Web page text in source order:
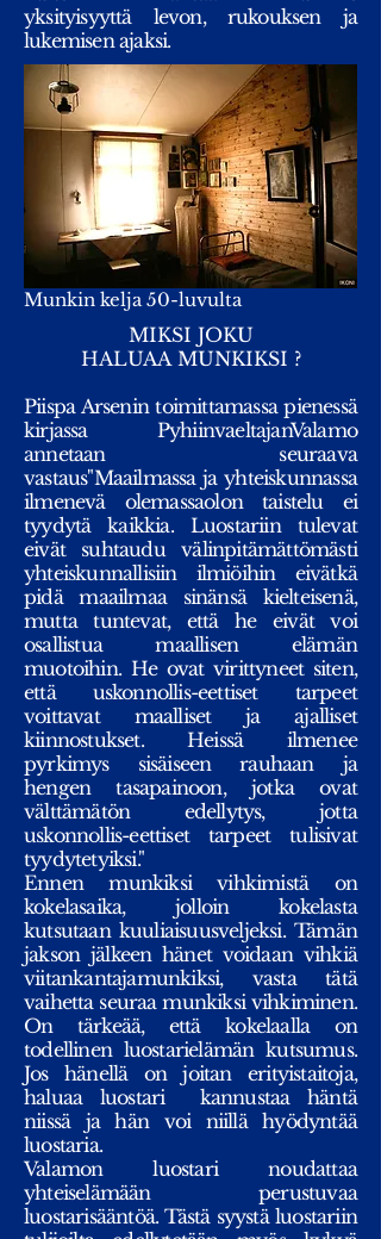
yksityisyyttä levon, rukouksen ja
lukemisen ajaksi.
Munkin kelja 50-luvulta
MIKSI JOKU
HALUAA MUNKIKSI ?
Piispa Arsenin toimittamassa pienessä
kirjassa PyhiinvaeltajanValamo
annetaan seuraava
vastaus"Maailmassa ja yhteiskunnassa
ilmenevä olemassaolon taistelu ei
tyydytä kaikkia. Luostariin tulevat
eivät suhtaudu välinpitämättömästi
yhteiskunnallisiin ilmiöihin eivätkä
pidä maailmaa sinänsä kielteisenä,
mutta tuntevat, että he eivät voi
osallistua maallisen elämän
muotoihin. He ovat virittyneet siten,
että uskonnollis-eettiset tarpeet
voittavat maalliset ja ajalliset
kiinnostukset. Heissä ilmenee
pyrkimys sisäiseen rauhaan ja
hengen tasapainoon, jotka ovat
välttämätön edellytys, jotta
uskonnollis-eettiset tarpeet tulisivat
tyydytetyiksi."
Ennen munkiksi vihkimistä on
kokelasaika, jolloin kokelasta
kutsutaan kuuliaisuusveljeksi. Tämän
jakson jälkeen hänet voidaan vihkiä
viitankantajamunkiksi, vasta tätä
vaihetta seuraa munkiksi vihkiminen.
On tärkeää, että kokelaalla on
todellinen luostarielämän kutsumus.
Jos hänellä on joitan erityistaitoja,
haluaa luostari kannustaa häntä
niissä ja hän voi niillä hyödyntää
luostaria.
Valamon luostari noudattaa
yhteiselämään perustuvaa
luostarisääntöä. Tästä syystä luostariin